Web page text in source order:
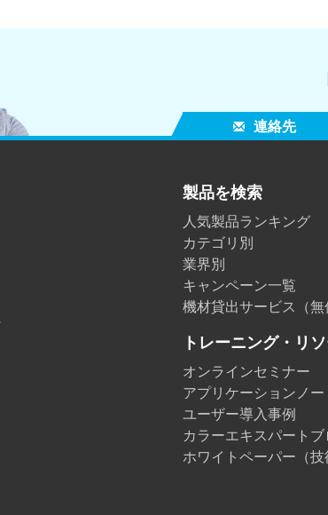
連絡先
製品を検索
人気製品ランキング
カテゴリ別
業界別
キャンペーン一覧
機材貸出サービス（無
トレーニング・リ
オンラインセミナー
アプリケーションノー
ユーザー導入事例
カラーエキスパート
ホワイトペーパー（技